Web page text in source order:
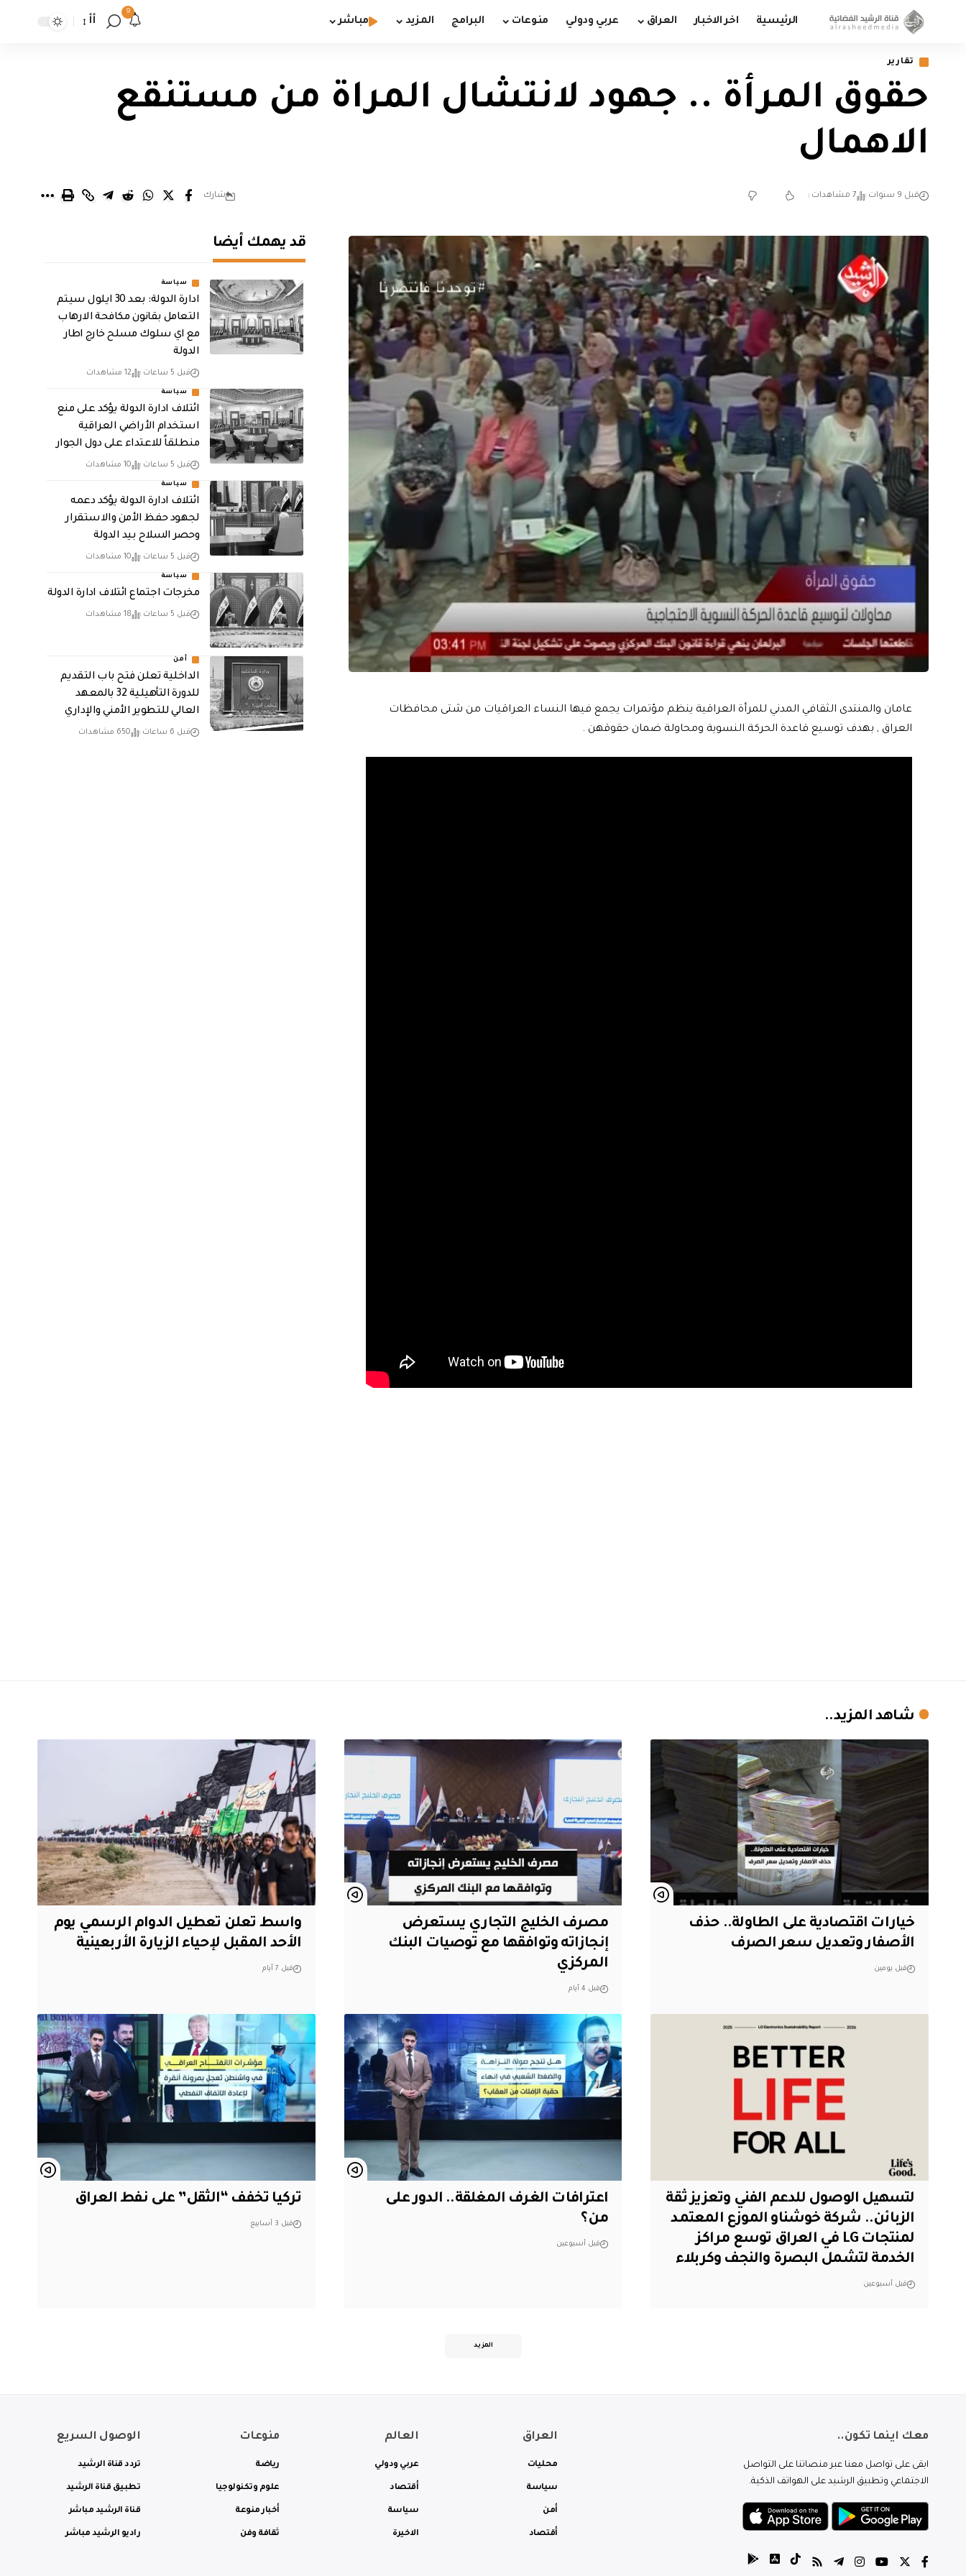
الرئيسية اخر الاخبار العراق عربي ودولي منوعات البرامج المزيد مباشر
9
أأ
تقارير
حقوق المرأة .. جهود لانتشال المراة من مستنقع
الاهمال
قبل 9 سنوات 7 مشاهدات شارك
عامان والمنتدى الثقافي المدني للمرأة العراقية ينظم مؤتمرات يجمع فيها النساء العراقيات من شتى محافظات
العراق , بهدف توسيع قاعدة الحركة النسوية ومحاولة ضمان حقوقهن .
قد يهمك أيضا
سياسة
ادارة الدولة: بعد 30 ايلول سيتم
التعامل بقانون مكافحة الارهاب
مع اي سلوك مسلح خارج اطار
الدولة
قبل 5 ساعات 12 مشاهدات
سياسة
ائتلاف ادارة الدولة يؤكد على منع
استخدام الأراضي العراقية
منطلقاً للاعتداء على دول الجوار
قبل 5 ساعات 10 مشاهدات
سياسة
ائتلاف ادارة الدولة يؤكد دعمه
لجهود حفظ الأمن والاستقرار
وحصر السلاح بيد الدولة
قبل 5 ساعات 10 مشاهدات
سياسة
مخرجات اجتماع ائتلاف ادارة الدولة
قبل 5 ساعات 18 مشاهدات
أمن
الداخلية تعلن فتح باب التقديم
للدورة التأهيلية 32 بالمعهد
العالي للتطوير الأمني والإداري
قبل 6 ساعات 650 مشاهدات
شاهد المزيد..
خيارات اقتصادية على الطاولة.. حذف
الأصفار وتعديل سعر الصرف
قبل يومين
مصرف الخليج التجاري يستعرض
إنجازاته وتوافقها مع توصيات البنك
المركزي
قبل 4 أيام
واسط تعلن تعطيل الدوام الرسمي يوم
الأحد المقبل لإحياء الزيارة الأربعينية
قبل 7 أيام
لتسهيل الوصول للدعم الفني وتعزيز ثقة
الزبائن.. شركة خوشناو الموزع المعتمد
لمنتجات LG في العراق توسع مراكز
الخدمة لتشمل البصرة والنجف وكربلاء
قبل أسبوعين
اعترافات الغرف المغلقة.. الدور على
من؟
قبل أسبوعين
تركيا تخفف “الثقل” على نفط العراق
قبل 3 أسابيع
المزيد
معك اينما تكون..
ابقى على تواصل معنا عبر منصاتنا على التواصل
الاجتماعي وتطبيق الرشيد على الهواتف الذكية.
العراق
محليات
سياسة
أمن
أقتصاد
العالم
عربي ودولي
أقتصاد
سياسة
الاخيرة
منوعات
رياضة
علوم وتكنولوجيا
أخبار منوعة
ثقافة وفن
الوصول السريع
تردد قناة الرشيد
تطبيق قناة الرشيد
قناة الرشيد مباشر
راديو الرشيد مباشر